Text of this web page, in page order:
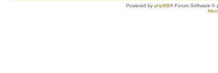
Powered byphpBB® Forum Software ©